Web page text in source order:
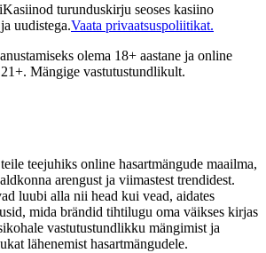
turunduskirju seoses kasiino
uudistega.Vaata privaatsuspoliitikat.
olema 18+ aastane ja online
Mängige vastutustundlikult.
teejuhiks online hasartmängude maailma,
arengust ja viimastest trendidest.
luubi alla nii head kui vead, aidates
mida brändid tihtilugu oma väikses kirjas
vastutustundlikku mängimist ja
lähenemist hasartmängudele.